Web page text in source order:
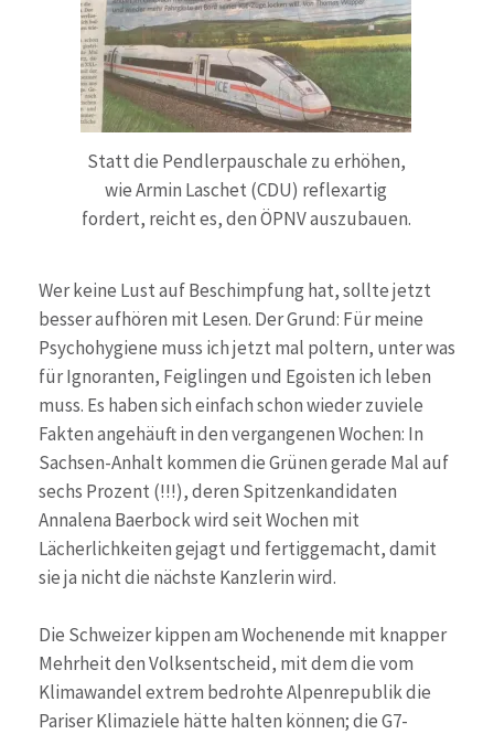
Statt die Pendlerpauschale zu erhöhen,
wie Armin Laschet (CDU) reflexartig
fordert, reicht es, den ÖPNV auszubauen.
Wer keine Lust auf Beschimpfung hat, sollte jetzt
besser aufhören mit Lesen. Der Grund: Für meine
Psychohygiene muss ich jetzt mal poltern, unter was
für Ignoranten, Feiglingen und Egoisten ich leben
muss. Es haben sich einfach schon wieder zuviele
Fakten angehäuft in den vergangenen Wochen: In
Sachsen-Anhalt kommen die Grünen gerade Mal auf
sechs Prozent (!!!), deren Spitzenkandidaten
Annalena Baerbock wird seit Wochen mit
Lächerlichkeiten gejagt und fertiggemacht, damit
sie ja nicht die nächste Kanzlerin wird.
Die Schweizer kippen am Wochenende mit knapper
Mehrheit den Volksentscheid, mit dem die vom
Klimawandel extrem bedrohte Alpenrepublik die
Pariser Klimaziele hätte halten können; die G7-